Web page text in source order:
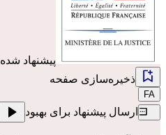
پیشنهاد
ذخیره‌سازی صفحه
FA
ارسال پیشنهاد برای بهبود